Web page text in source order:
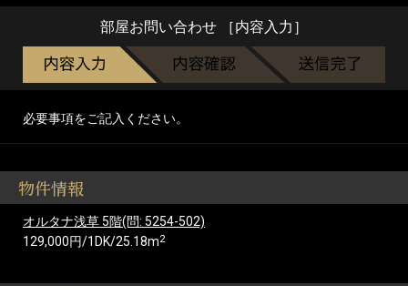
部屋お問い合わせ ［内容入力］
必要事項をご記入ください。
物件情報
オルタナ浅草 5階(問: 5254-502)
129,000円/1DK/25.18m2